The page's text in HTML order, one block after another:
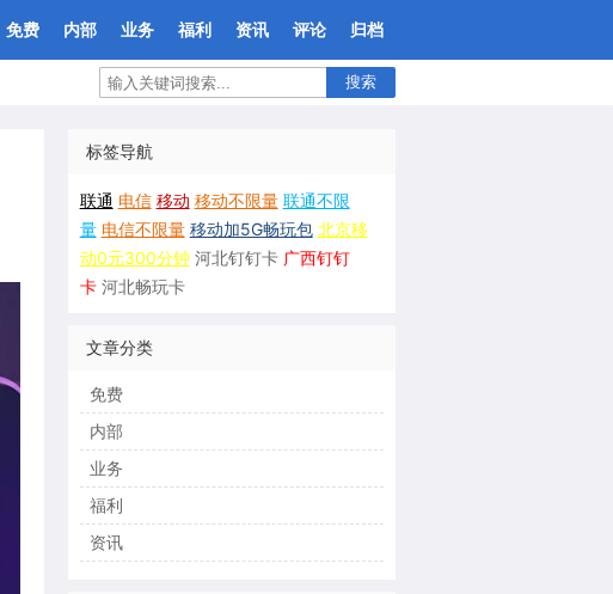
免费 内部 业务 福利 资讯 评论 归档
搜索
标签导航
联通 电信 移动 移动不限量 联通不限
量 电信不限量 移动加5G畅玩包 北京移
动0元300分钟 河北钉钉卡 广西钉钉
卡 河北畅玩卡
文章分类
免费
内部
业务
福利
资讯